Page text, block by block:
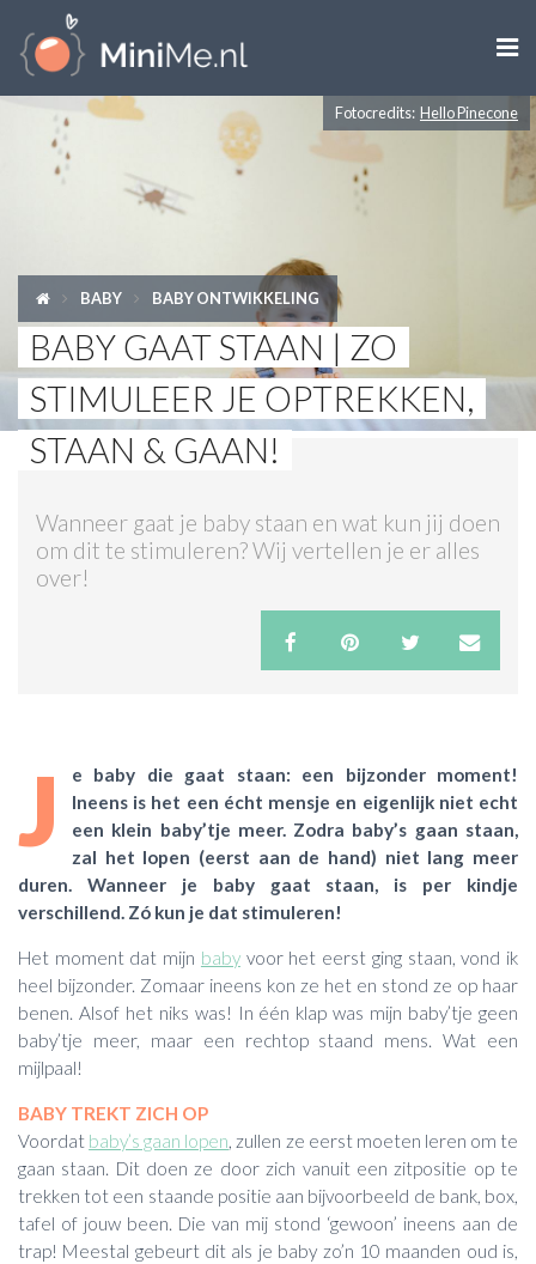

ZWANGER WORDEN
PEUTER
KIND
LIFESTYLE
SHOPS
Fotocredits: Hello Pinecone
BABY BABY ONTWIKKELING
BABY GAAT STAAN | ZO
STIMULEER JE OPTREKKEN,
STAAN & GAAN!
Wanneer gaat je baby staan en wat kun jij doen
om dit te stimuleren? Wij vertellen je er alles
over!
J
e baby die gaat staan: een bijzonder moment!
Ineens is het een écht mensje en eigenlijk niet echt
een klein baby’tje meer. Zodra baby’s gaan staan,
zal het lopen (eerst aan de hand) niet lang meer
duren. Wanneer je baby gaat staan, is per kindje
verschillend. Zó kun je dat stimuleren!
Het moment dat mijn babyvoor het eerst ging staan, vond ik
heel bijzonder. Zomaar ineens kon ze het en stond ze op haar
benen. Alsof het niks was! In één klap was mijn baby’tje geen
baby’tje meer, maar een rechtop staand mens. Wat een
mijlpaal!
BABY TREKT ZICH OP
Voordat baby’s gaan lopen, zullen ze eerst moeten leren om te
gaan staan. Dit doen ze door zich vanuit een zitpositie op te
trekken tot een staande positie aan bijvoorbeeld de bank, box,
tafel of jouw been. Die van mij stond ‘gewoon’ ineens aan de
trap! Meestal gebeurt dit als je baby zo’n 10 maanden oud is,